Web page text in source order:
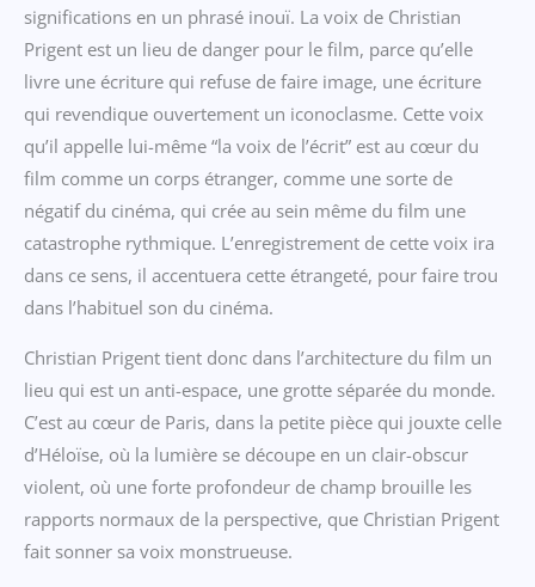
significations en un phrasé inouï. La voix de Christian
Prigent est un lieu de danger pour le film, parce qu’elle
livre une écriture qui refuse de faire image, une écriture
qui revendique ouvertement un iconoclasme. Cette voix
qu’il appelle lui-même “la voix de l’écrit” est au cœur du
film comme un corps étranger, comme une sorte de
négatif du cinéma, qui crée au sein même du film une
catastrophe rythmique. L’enregistrement de cette voix ira
dans ce sens, il accentuera cette étrangeté, pour faire trou
dans l’habituel son du cinéma.
Christian Prigent tient donc dans l’architecture du film un
lieu qui est un anti-espace, une grotte séparée du monde.
C’est au cœur de Paris, dans la petite pièce qui jouxte celle
d’Héloïse, où la lumière se découpe en un clair-obscur
violent, où une forte profondeur de champ brouille les
rapports normaux de la perspective, que Christian Prigent
fait sonner sa voix monstrueuse.